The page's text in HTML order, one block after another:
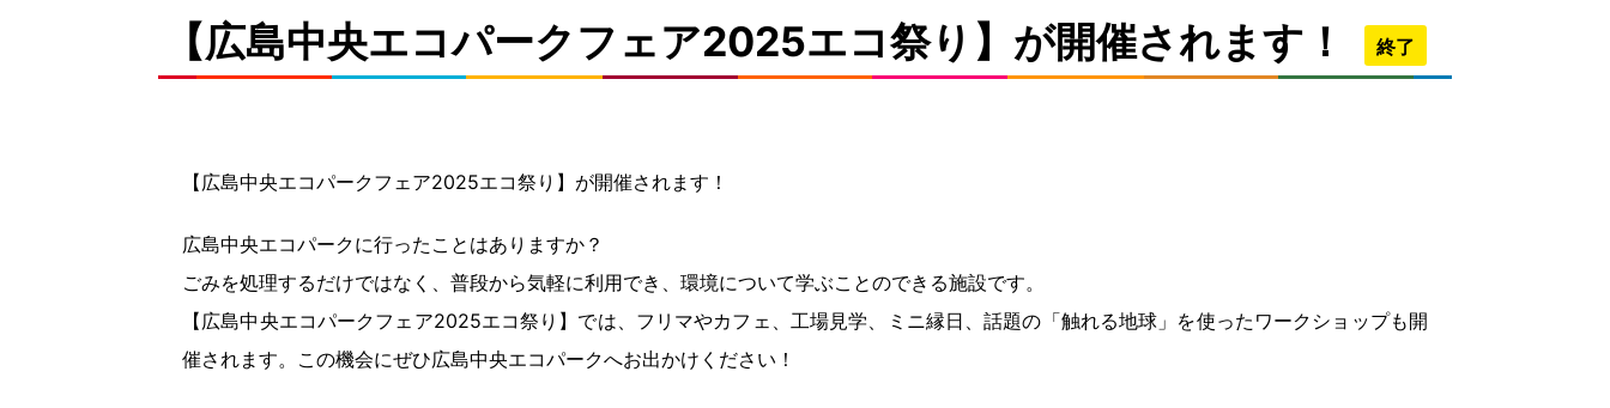
【広島中央エコパークフェア2025エコ祭り】が開催されます！ 終了
【広島中央エコパークフェア2025エコ祭り】が開催されます！
広島中央エコパークに行ったことはありますか？
ごみを処理するだけではなく、普段から気軽に利用でき、環境について学ぶことのできる施設です。
【広島中央エコパークフェア2025エコ祭り】では、フリマやカフェ、工場見学、ミニ縁日、話題の「触れる地球」を使ったワークショップも開
催されます。この機会にぜひ広島中央エコパークへお出かけください！